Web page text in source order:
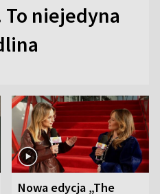
To niejedyna
Nowa edycja „The